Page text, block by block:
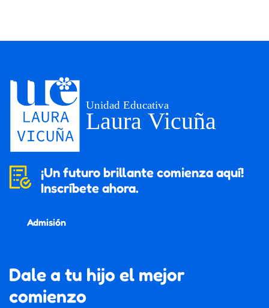
¡Un futuro brillante comienza aquí!
Inscríbete ahora.
Admisión
Dale a tu hijo el mejor
comienzo